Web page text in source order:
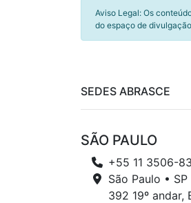
Aviso Legal: Os
do espaço de
SEDES ABRASCE
SÃO PAULO
+55 11 3506-
São Paulo •
392 19º andar,